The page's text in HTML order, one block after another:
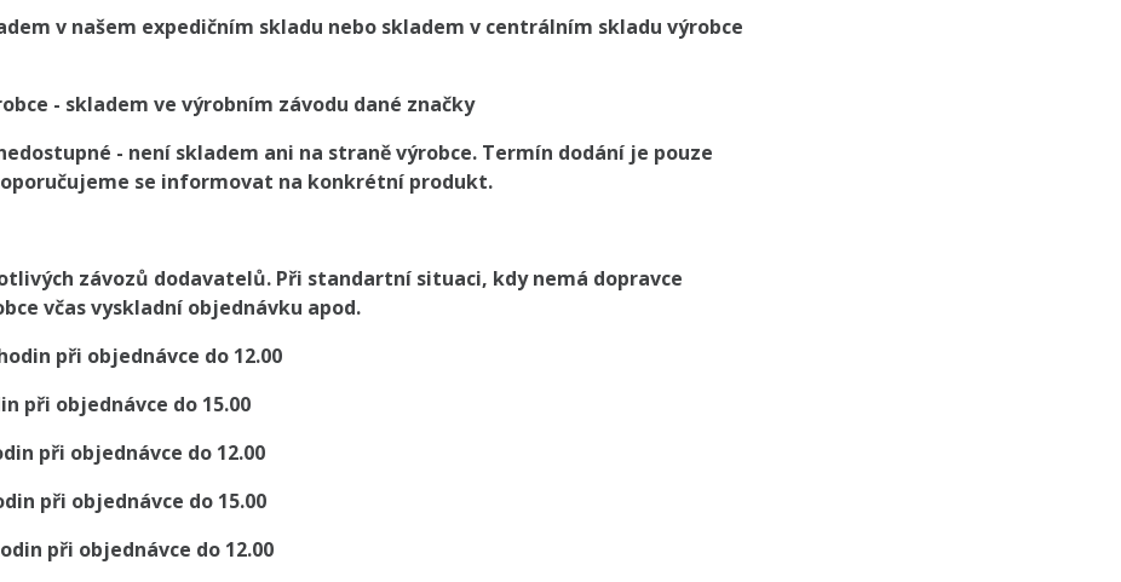
v našem expedičním skladu nebo skladem v centrálním skladu výrobce
- skladem ve výrobním závodu dané značky
- není skladem ani na straně výrobce. Termín dodání je pouze
se informovat na konkrétní produkt.
závozů dodavatelů. Při standartní situaci, kdy nemá dopravce
včas vyskladní objednávku apod.
při objednávce do 12.00
při objednávce do 15.00
při objednávce do 12.00
při objednávce do 15.00
při objednávce do 12.00